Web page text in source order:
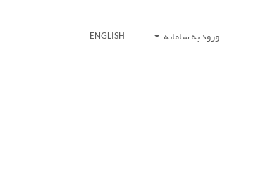
ورود به سامانه ENGLISH